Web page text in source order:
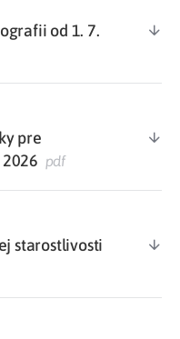
od 1. 7.
pre
pdf
starostlivosti